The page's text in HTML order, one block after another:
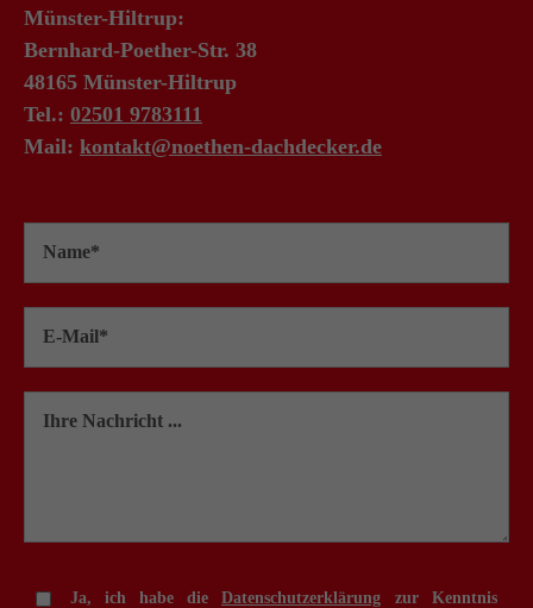
Münster-Hiltrup:
Bernhard-Poether-Str. 38
48165 Münster-Hiltrup
Tel.: 02501 9783111
Mail: kontakt@noethen-dachdecker.de
Ja, ich habe die Datenschutzerklärung zur Kenntnis